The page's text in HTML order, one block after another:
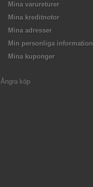
Mina varureturer
Mina kreditnotor
Mina adresser
Min personliga information
Mina kuponger
Ångra köp